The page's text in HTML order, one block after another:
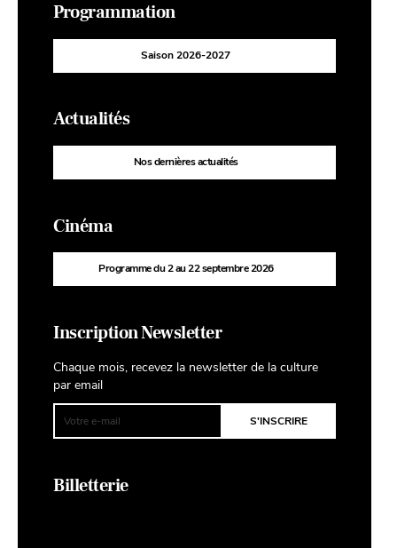
Programmation
Saison 2026-2027
Actualités
Nos dernières actualités
Cinéma
Programme du 2 au 22 septembre 2026
Inscription Newsletter
Chaque mois, recevez la newsletter de la culture
par email
Billetterie